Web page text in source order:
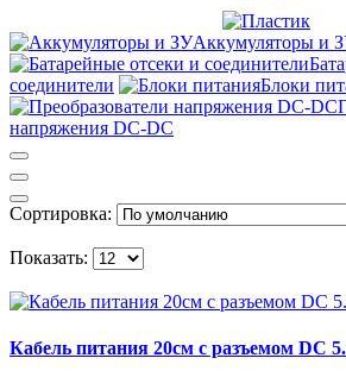
Аккумуляторы и
соединители
Блоки
напряжения DC-DC
Сортировка:
Показать:
Кабель питания 20см с разъемом DC